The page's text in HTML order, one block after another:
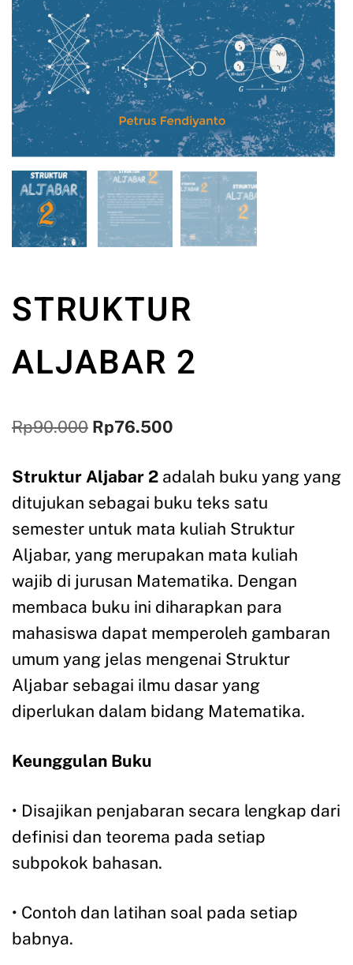
STRUKTUR
ALJABAR 2
Rp90.000 Rp76.500
Struktur Aljabar 2 adalah buku yang yang
ditujukan sebagai buku teks satu
semester untuk mata kuliah Struktur
Aljabar, yang merupakan mata kuliah
wajib di jurusan Matematika. Dengan
membaca buku ini diharapkan para
mahasiswa dapat memperoleh gambaran
umum yang jelas mengenai Struktur
Aljabar sebagai ilmu dasar yang
diperlukan dalam bidang Matematika.
Keunggulan Buku
• Disajikan penjabaran secara lengkap dari
definisi dan teorema pada setiap
subpokok bahasan.
• Contoh dan latihan soal pada setiap
babnya.